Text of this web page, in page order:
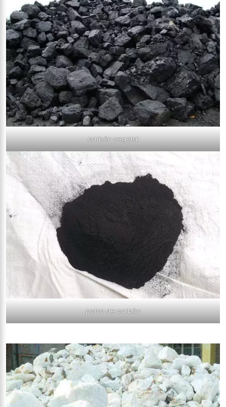
carbón vegetal
polvo de carbón